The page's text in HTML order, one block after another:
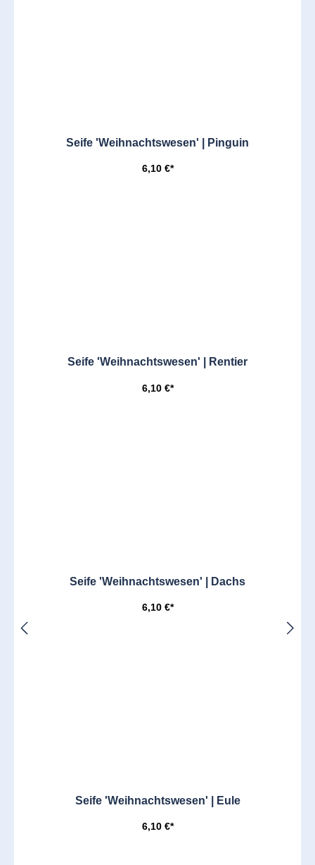
Seife 'Weihnachtswesen' | Pinguin
6,10 €*
Seife 'Weihnachtswesen' | Rentier
6,10 €*
Seife 'Weihnachtswesen' | Dachs
6,10 €*
Seife 'Weihnachtswesen' | Eule
6,10 €*